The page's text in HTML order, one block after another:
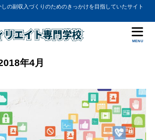
しの副収入づくりのためのきっかけを目指していたサイト
MENU
年4月